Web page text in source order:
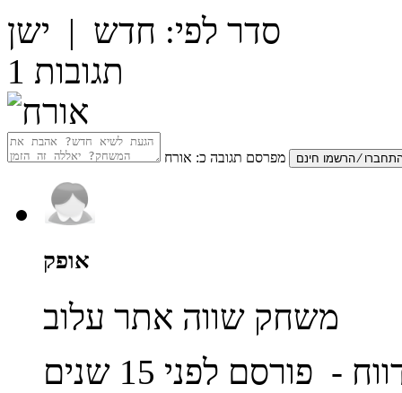
סדר לפי: חדש | ישן
1 תגובות
מפרסם תגובה כ: אורח
אופק
משחק שווה אתר עלוב
- פורסם לפני 15 שנים